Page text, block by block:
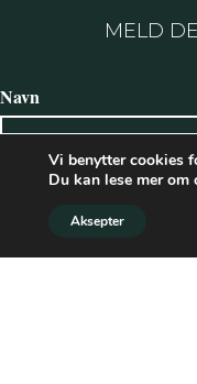
MELD
Navn
Vi benytter cookies
Du kan lese mer om
Aksepter